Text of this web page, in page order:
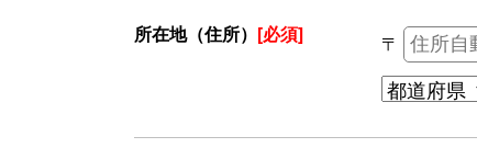
所在地（住所） [必須] 〒